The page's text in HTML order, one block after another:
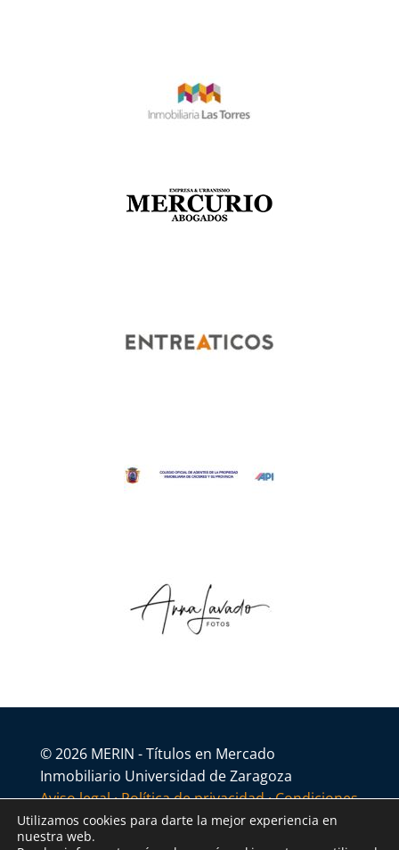
© 2026 MERIN - Títulos en Mercado
Inmobiliario Universidad de Zaragoza
Aviso legal·Política de privacidad·Condiciones
generales
Utilizamos cookies para darte la mejor experiencia en
nuestra web.